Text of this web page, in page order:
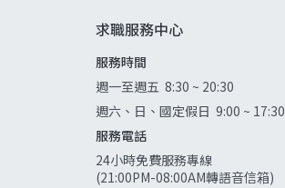
求職服務中心
服務時間
週一至週五 8:30 ~ 20:30
週六、日、國定假日 9:00 ~ 17:30
服務電話
24小時免費服務專線
(21:00PM-08:00AM轉語音信箱)